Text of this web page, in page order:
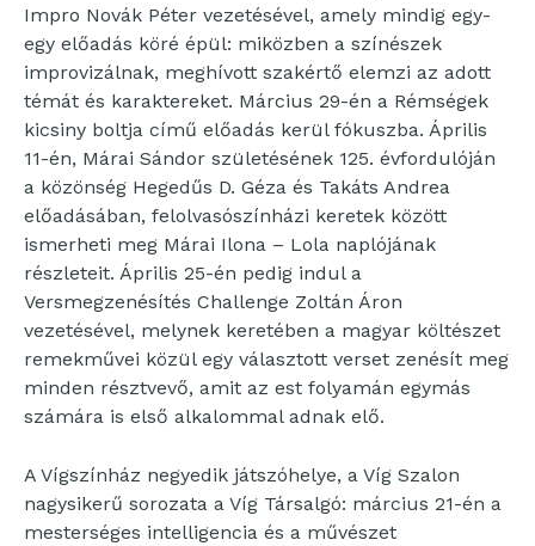
Impro Novák Péter vezetésével, amely mindig egy-
egy előadás köré épül: miközben a színészek
improvizálnak, meghívott szakértő elemzi az adott
témát és karaktereket. Március 29-én a Rémségek
kicsiny boltja című előadás kerül fókuszba. Április
11-én, Márai Sándor születésének 125. évfordulóján
a közönség Hegedűs D. Géza és Takáts Andrea
előadásában, felolvasószínházi keretek között
ismerheti meg Márai Ilona – Lola naplójának
részleteit. Április 25-én pedig indul a
Versmegzenésítés Challenge Zoltán Áron
vezetésével, melynek keretében a magyar költészet
remekművei közül egy választott verset zenésít meg
minden résztvevő, amit az est folyamán egymás
számára is első alkalommal adnak elő.
A Vígszínház negyedik játszóhelye, a Víg Szalon
nagysikerű sorozata a Víg Társalgó: március 21-én a
mesterséges intelligencia és a művészet